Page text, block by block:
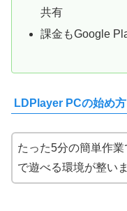
共有
課金もGoogle
LDPlayer PCの始め方
たった5分の簡単作
で遊べる環境が整い